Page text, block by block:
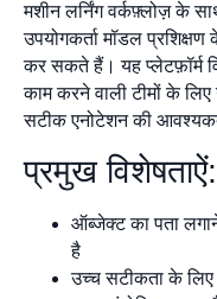
मशीन लर्निंग वर्कफ़्लोज़ के
उपयोगकर्ता मॉडल
कर सकते हैं। यह प्लेटफ़ॉर्म
काम करने वाली टीमों के
सटीक एनोटेशन की
प्रमुख विशेषताऐं:
ऑब्जेक्ट का पता
है
उच्च सटीकता के लिए